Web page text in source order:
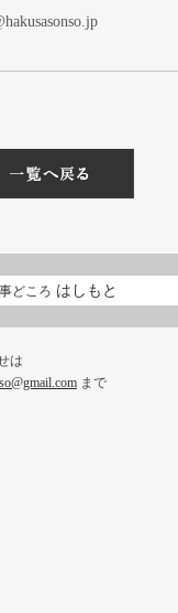
どころ はしもと
は
まで